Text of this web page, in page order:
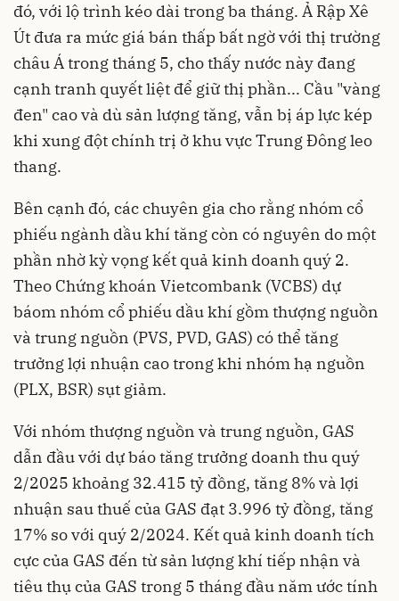
đó, với lộ trình kéo dài trong ba tháng. Ả Rập Xê
Út đưa ra mức giá bán thấp bất ngờ với thị trường
châu Á trong tháng 5, cho thấy nước này đang
cạnh tranh quyết liệt để giữ thị phần... Cầu "vàng
đen" cao và dù sản lượng tăng, vẫn bị áp lực kép
khi xung đột chính trị ở khu vực Trung Đông leo
thang.
Bên cạnh đó, các chuyên gia cho rằng nhóm cổ
phiếu ngành dầu khí tăng còn có nguyên do một
phần nhờ kỳ vọng kết quả kinh doanh quý 2.
Theo Chứng khoán Vietcombank (VCBS) dự
báom nhóm cổ phiếu dầu khí gồm thượng nguồn
và trung nguồn (PVS, PVD, GAS) có thể tăng
trưởng lợi nhuận cao trong khi nhóm hạ nguồn
(PLX, BSR) sụt giảm.
Với nhóm thượng nguồn và trung nguồn, GAS
dẫn đầu với dự báo tăng trưởng doanh thu quý
2/2025 khoảng 32.415 tỷ đồng, tăng 8% và lợi
nhuận sau thuế của GAS đạt 3.996 tỷ đồng, tăng
17% so với quý 2/2024. Kết quả kinh doanh tích
cực của GAS đến từ sản lượng khí tiếp nhận và
tiêu thụ của GAS trong 5 tháng đầu năm ước tính